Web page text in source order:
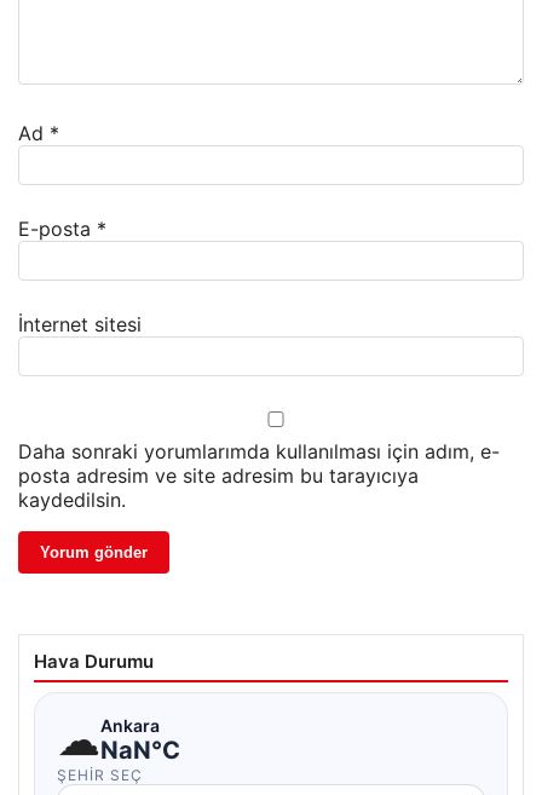
Ad *
E-posta *
İnternet sitesi
Daha sonraki yorumlarımda kullanılması için adım, e-
posta adresim ve site adresim bu tarayıcıya
kaydedilsin.
Hava Durumu
☁Ankara
NaN°C
ŞEHIR SEÇ